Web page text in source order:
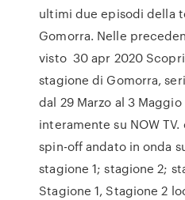
ultimi due episodi della
Gomorra. Nelle
visto 30 apr 2020
stagione di Gomorra,
dal 29 Marzo al 3
interamente su NOW
spin-off andato in onda
stagione 1; stagione 2;
Stagione 1, Stagione 2